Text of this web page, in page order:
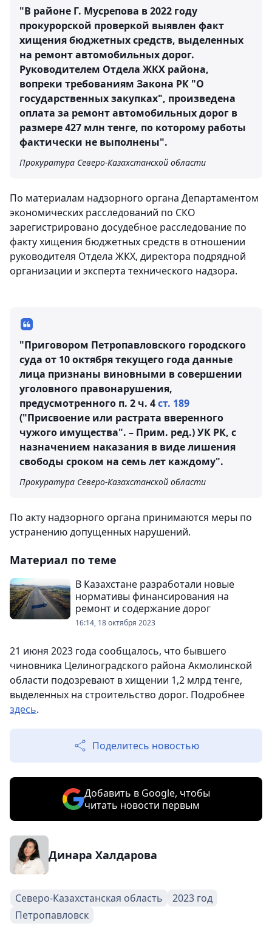
"В районе Г. Мусрепова в 2022 году
прокурорской проверкой выявлен факт
хищения бюджетных средств, выделенных
на ремонт автомобильных дорог.
Руководителем Отдела ЖКХ района,
вопреки требованиям Закона РК "О
государственных закупках", произведена
оплата за ремонт автомобильных дорог в
размере 427 млн тенге, по которому работы
фактически не выполнены".
Прокуратура Северо-Казахстанской области
По материалам надзорного органа Департаментом
экономических расследований по СКО
зарегистрировано досудебное расследование по
факту хищения бюджетных средств в отношении
руководителя Отдела ЖКХ, директора подрядной
организации и эксперта технического надзора.
"Приговором Петропавловского городского
суда от 10 октября текущего года данные
лица признаны виновными в совершении
уголовного правонарушения,
предусмотренного п. 2 ч. 4ст. 189
("Присвоение или растрата вверенного
чужого имущества". – Прим. ред.) УК РК, с
назначением наказания в виде лишения
свободы сроком на семь лет каждому".
Прокуратура Северо-Казахстанской области
По акту надзорного органа принимаются меры по
устранению допущенных нарушений.
Материал по теме
В Казахстане разработали новые
нормативы финансирования на
ремонт и содержание дорог
16:14, 18 октября 2023
21 июня 2023 года сообщалось, что бывшего
чиновника Целиноградского района Акмолинской
области подозревают в хищении 1,2 млрд тенге,
выделенных на строительство дорог. Подробнее
здесь.
Поделитесь новостью
Добавить в Google, чтобы
читать новости первым
Динара Халдарова
Северо-Казахстанская область
2023 год
Петропавловск